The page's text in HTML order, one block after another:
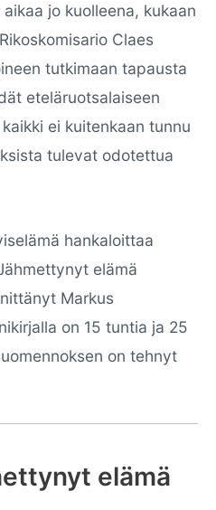
jo kuolleena, kukaan
Claes
tutkimaan tapausta
eteläruotsalaiseen
ei kuitenkaan tunnu
tulevat odotettua
hankaloittaa
elämä
Markus
on 15 tuntia ja 25
on tehnyt
elämä